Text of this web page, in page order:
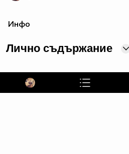
Инфо
Лично съдържание